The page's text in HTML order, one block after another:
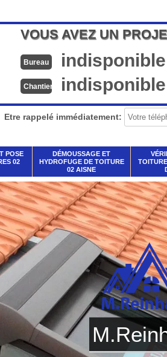
VOUS AVEZ UN
Bureau indisponible
Chantier indisponible
Etre rappelé immédiatement:
POSE
02
DÉMOUSSAGE ET
HYDROFUGE DE TOITURE
02 AISNE